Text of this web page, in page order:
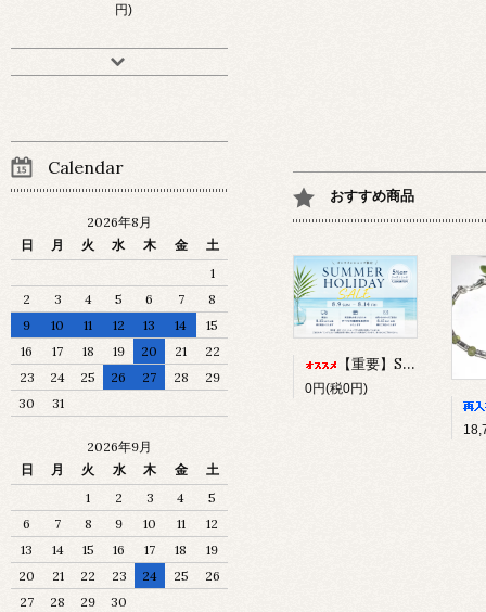
おすすめ商品
【重要】SUMMER HOLIDAY SALEについて
0円(税0円)
円)
Calendar
2026年8月
日
月 火 水 木 金
土
1
2
3 4 5 6 7
8
9
10 11 12 13 14
15
16
17 18 19 20 21
22
23
24 25 26 27 28
29
30
31
2026年9月
日
月 火 水 木 金
土
1
2 3 4
5
6
7 8 9 10 11
12
13
14 15 16 17 18
19
20
21 22 23 24 25
26
27
28 29 30